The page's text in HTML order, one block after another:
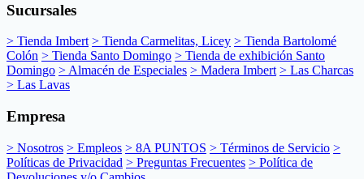
Sucursales
> Tienda Imbert > Tienda Carmelitas, Licey > Tienda Bartolomé
Colón > Tienda Santo Domingo > Tienda de exhibición Santo
Domingo > Almacén de Especiales > Madera Imbert > Las Charcas
> Las Lavas
Empresa
> Nosotros > Empleos > 8A PUNTOS > Términos de Servicio >
Políticas de Privacidad > Preguntas Frecuentes > Política de